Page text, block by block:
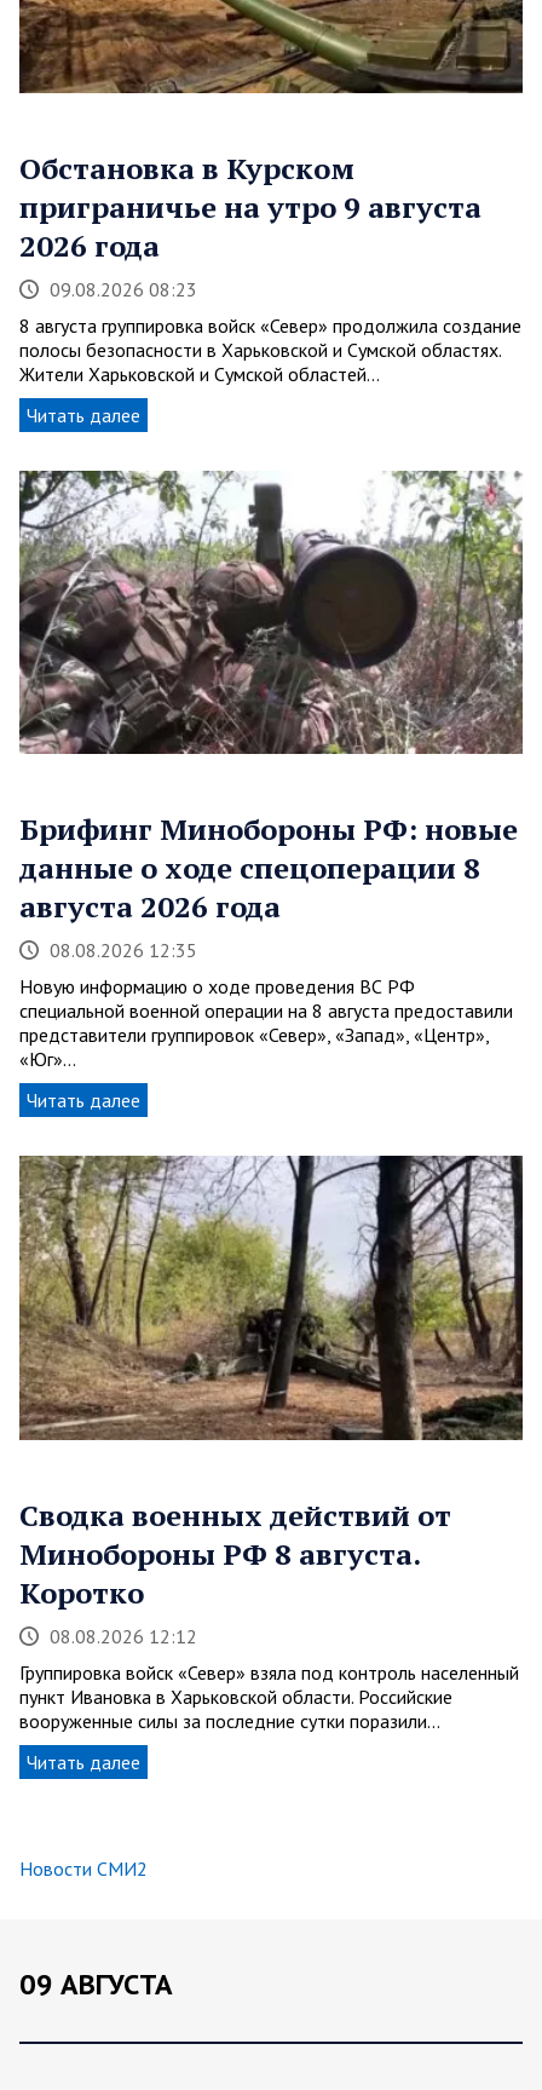
Обстановка в Курском
приграничье на утро 9 августа
2026 года
09.08.2026 08:23
8 августа группировка войск «Север» продолжила создание
полосы безопасности в Харьковской и Сумской областях.
Жители Харьковской и Сумской областей…
Читать далее
Брифинг Минобороны РФ: новые
данные о ходе спецоперации 8
августа 2026 года
08.08.2026 12:35
Новую информацию о ходе проведения ВС РФ
специальной военной операции на 8 августа предоставили
представители группировок «Север», «Запад», «Центр»,
«Юг»…
Читать далее
Сводка военных действий от
Минобороны РФ 8 августа.
Коротко
08.08.2026 12:12
Группировка войск «Север» взяла под контроль населенный
пункт Ивановка в Харьковской области. Российские
вооруженные силы за последние сутки поразили…
Читать далее
Новости СМИ2
09 АВГУСТА